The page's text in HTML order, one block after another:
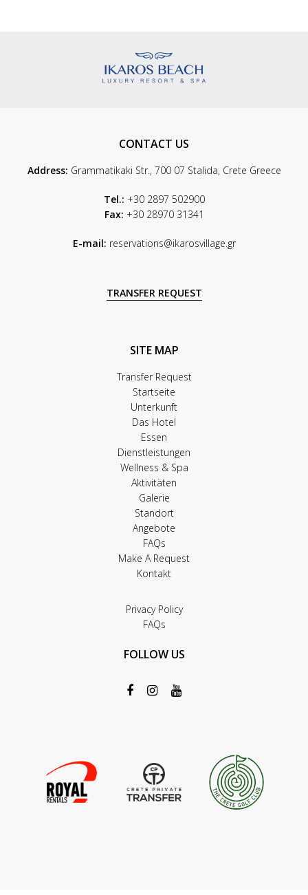
CONTACT US
Address: Grammatikaki Str., 700 07 Stalida, Crete Greece
Tel.: +30 2897 502900
Fax: +30 28970 31341
E-mail: reservations@ikarosvillage.gr
TRANSFER REQUEST
SITE MAP
Transfer Request
Startseite
Unterkunft
Das Hotel
Essen
Dienstleistungen
Wellness & Spa
Aktivitäten
Galerie
Standort
Angebote
FAQs
Make A Request
Kontakt
Privacy Policy
FAQs
FOLLOW US